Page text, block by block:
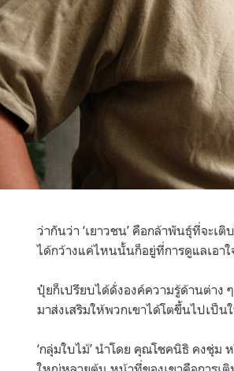
ว่ากันว่า ‘เยาวชน’ คือกล้าพันธุ์ที่จะ
ได้กว้างแค่ไหนนั้นก็อยู่ที่การดูแลเอา
ปุ๋ยก็เปรียบได้ดั่งองค์ความรู้ด้านต่าง
มาส่งเสริมให้พวกเขาได้โตขึ้นไปเป็น
‘กลุ่มใบไม้’ นำโดย คุณโชคนิธิ คงชุ่